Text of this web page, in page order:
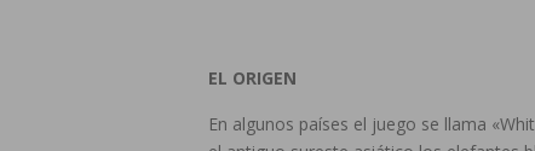
EL ORIGEN
En algunos países el juego se llama